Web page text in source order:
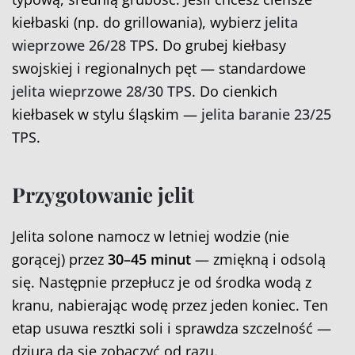
kiełbaski (np. do grillowania), wybierz jelita
wieprzowe 26/28 TPS. Do grubej kiełbasy
swojskiej i regionalnych pęt — standardowe
jelita wieprzowe 28/30 TPS. Do cienkich
kiełbasek w stylu śląskim — jelita baranie 23/25
TPS.
Przygotowanie jelit
Jelita solone namocz w letniej wodzie (nie
gorącej) przez 30–45 minut — zmiękną i odsolą
się. Następnie przepłucz je od środka wodą z
kranu, nabierając wodę przez jeden koniec. Ten
etap usuwa resztki soli i sprawdza szczelność —
dziura da się zobaczyć od razu.